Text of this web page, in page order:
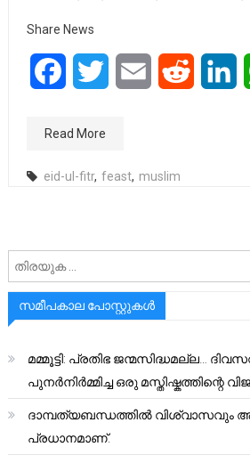
Share News
FacebookTwitter Email Reddit
Read More
eid-ul-fitr, feast, muslim
സമീപകാല പോസ്റ്റുകൾ
മമ്മൂട്ടി: പ്രതിഭ ജന്മസിദ്ധമല്ല…
പുനർനിർമ്മിച്ച ഒരു മസ്തിഷ്കത്തിന്റെ
ദാമ്പത്യബന്ധത്തിൽ വിശ്വാസവും
പ്രധാനമാണ്.